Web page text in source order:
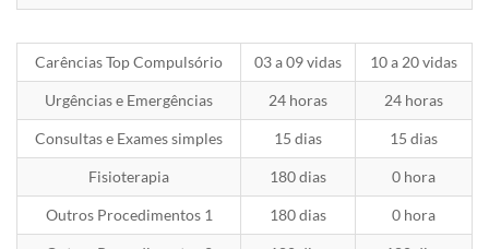
Carências Top Compulsório 03 a 09 vidas 10 a 20 vidas
Urgências e Emergências 24 horas 24 horas
Consultas e Exames simples 15 dias 15 dias
Fisioterapia 180 dias 0 hora
Outros Procedimentos 1 180 dias 0 hora